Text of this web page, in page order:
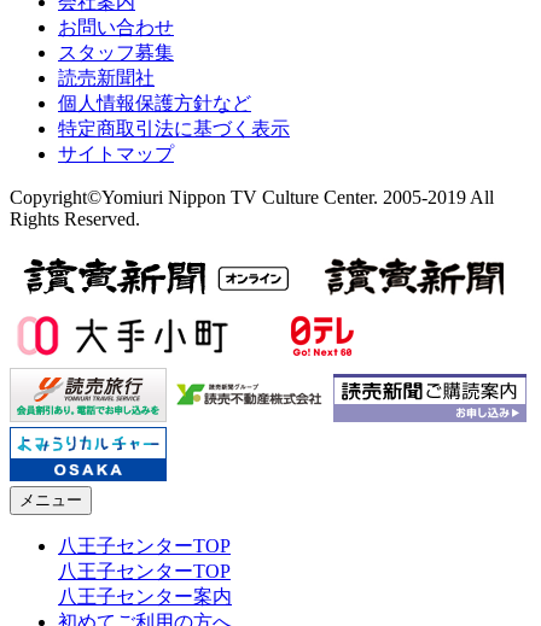
お問い合わせ
スタッフ募集
読売新聞社
個人情報保護方針など
特定商取引法に基づく表示
サイトマップ
Copyright©Yomiuri Nippon TV Culture Center. 2005-2019 All
Rights Reserved.
メニュー
八王子センターTOP
八王子センターTOP
八王子センター案内
初めてご利用の方へ